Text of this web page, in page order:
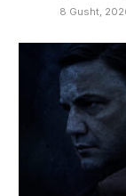
8 Gusht,